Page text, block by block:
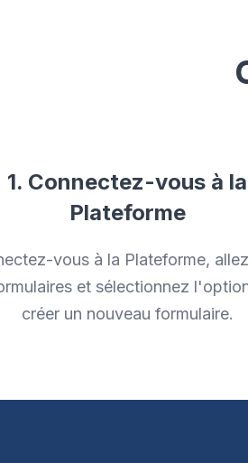
1. Connectez-vous à la
Plateforme
vous à la Plateforme,
et sélectionnez
créer un nouveau formulaire.